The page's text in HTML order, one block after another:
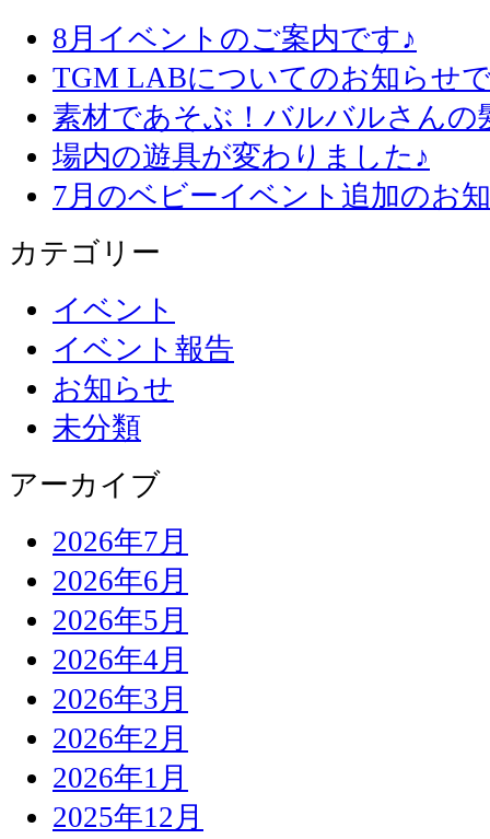
8月イベントのご案内です♪
TGM LABについてのお知らせ
素材であそぶ！バルバルさん
場内の遊具が変わりました♪
7月のベビーイベント追加のお
カテゴリー
イベント
イベント報告
お知らせ
未分類
アーカイブ
2026年7月
2026年6月
2026年5月
2026年4月
2026年3月
2026年2月
2026年1月
2025年12月